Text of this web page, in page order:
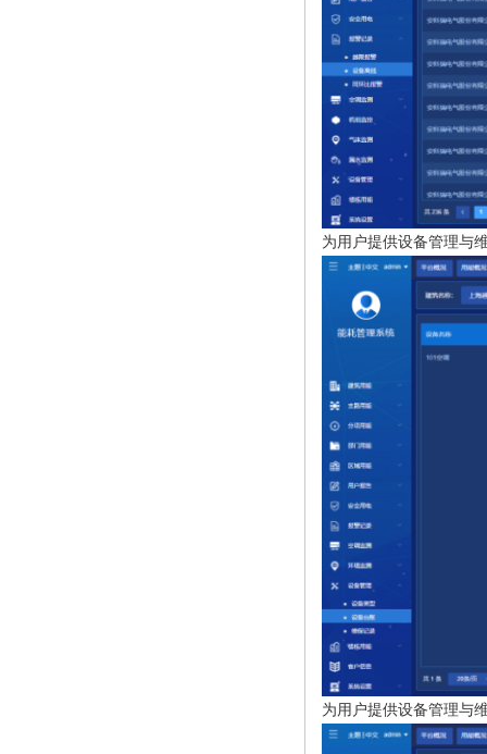
为用户提供设备管理与
为用户提供设备管理与